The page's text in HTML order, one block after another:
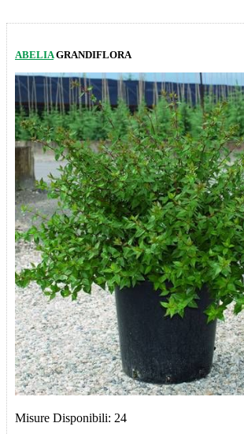
ABELIAGRANDIFLORA
Misure Disponibili: 24